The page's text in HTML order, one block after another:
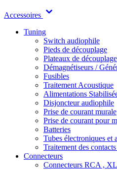
Accessoires
Tuning
Switch audiophile
Pieds de découplage
Plateaux de découplage
Démagnétiseurs /
Fusibles
Traitement Acoustique
Alimentations
Disjoncteur audiophile
Prise de courant murale
Prise de courant pour
Batteries
Tubes électroniques et
Traitement des
Connecteurs
Connecteurs RCA ,